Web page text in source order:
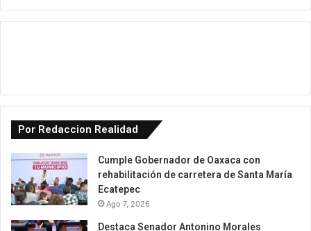
Por Redaccion Realidad
Cumple Gobernador de Oaxaca con
rehabilitación de carretera de Santa María
Ecatepec
Ago 7, 2026
Destaca Senador Antonino Morales